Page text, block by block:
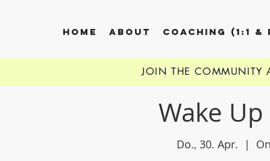
HOME ABOUT COACHING (1:1 &
Wake Up
Do., 30. Apr.
  |
JOIN THE COMMUNITY